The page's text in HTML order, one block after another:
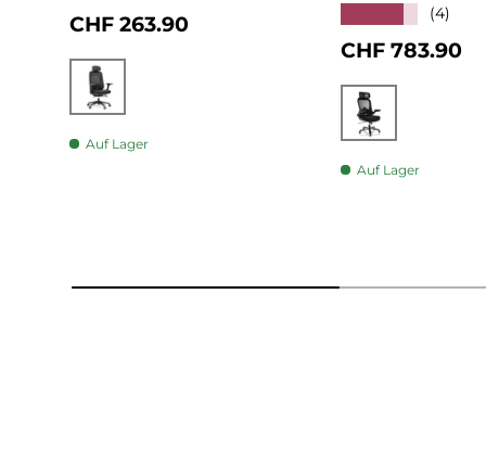
Normaler Preis
CHF 263.90
Schwarz
Auf Lager
(4)
Normaler
CHF 783.90
Schwarz
Auf Lager